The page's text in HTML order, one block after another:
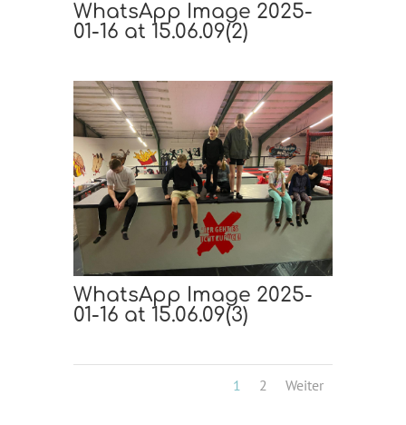
WhatsApp Image 2025-
01-16 at 15.06.09(2)
WhatsApp Image 2025-
01-16 at 15.06.09(3)
1 2 Weiter